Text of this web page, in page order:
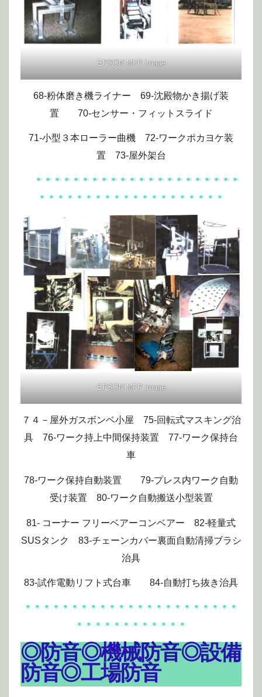
EPSON MFP image
68-粉体磨き機ライナー 69-沈殿物かき揚げ装
置 70-センサー・フィットスライド
71-小型３本ローラー曲機 72-ワークポカヨケ装
置 73-屋外架台
＊＊＊＊＊＊＊＊＊＊＊＊＊＊＊＊＊＊＊＊＊＊
＊＊＊＊＊＊＊＊＊＊＊＊＊＊＊＊＊＊＊＊
EPSON MFP image
７４－屋外ガスボンベ小屋 75-回転式マスキング治
具 76-ワーク持上中間保持装置 77-ワーク保持台
車
78-ワーク保持自動装置 79-プレス内ワーク自動
受け装置 80-ワーク自動搬送小型装置
81- コーナー フリーベアーコンベアー 82-軽量式
SUSタンク 83-チェーンカバー裏面自動清掃ブラシ
治具
83-試作電動リフト式台車 84-自動打ち抜き治具
＊＊＊＊＊＊＊＊＊＊＊＊＊＊＊＊＊＊＊＊＊＊＊
＊＊＊＊＊＊＊＊＊＊＊＊
◎防音◎機械防音◎設備
防音◎工場防音